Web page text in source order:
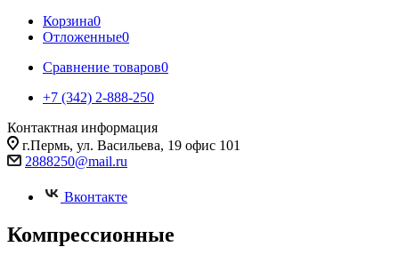
Корзина0
Отложенные0
Сравнение товаров0
+7 (342) 2-888-250
Контактная информация
г.Пермь, ул. Васильева, 19 офис 101
2888250@mail.ru
Вконтакте
Компрессионные